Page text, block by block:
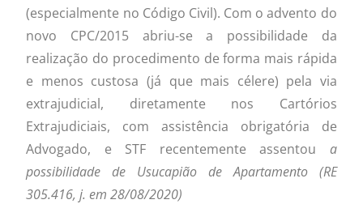
(especialmente no Código Civil). Com o advento do
novo CPC/2015 abriu-se a possibilidade da
realização do procedimento de forma mais rápida
e menos custosa (já que mais célere) pela via
extrajudicial, diretamente nos Cartórios
Extrajudiciais, com assistência obrigatória de
Advogado, e STF recentemente assentou a
possibilidade de Usucapião de Apartamento (RE
305.416, j. em 28/08/2020)